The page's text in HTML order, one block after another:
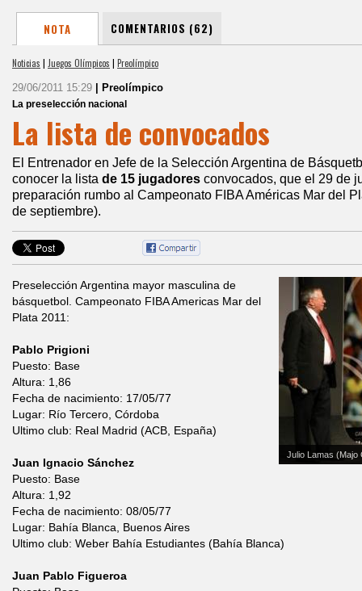
NOTA COMENTARIOS (62)
Noticias | Juegos Olímpicos | Preolímpico
29/06/2011 15:29 | Preolímpico
La preselección nacional
La lista de convocados
El Entrenador en Jefe de la Selección Argentina de
conocer la lista de 15 jugadores convocados, que el 29 de
preparación rumbo al Campeonato FIBA Américas Mar del
de septiembre).
Julio Lamas (Majo
Preselección Argentina mayor masculina de
básquetbol. Campeonato FIBA Americas Mar del
Plata 2011:
Pablo Prigioni
Puesto: Base
Altura: 1,86
Fecha de nacimiento: 17/05/77
Lugar: Río Tercero, Córdoba
Ultimo club: Real Madrid (ACB, España)
Juan Ignacio Sánchez
Puesto: Base
Altura: 1,92
Fecha de nacimiento: 08/05/77
Lugar: Bahía Blanca, Buenos Aires
Ultimo club: Weber Bahía Estudiantes (Bahía Blanca)
Juan Pablo Figueroa